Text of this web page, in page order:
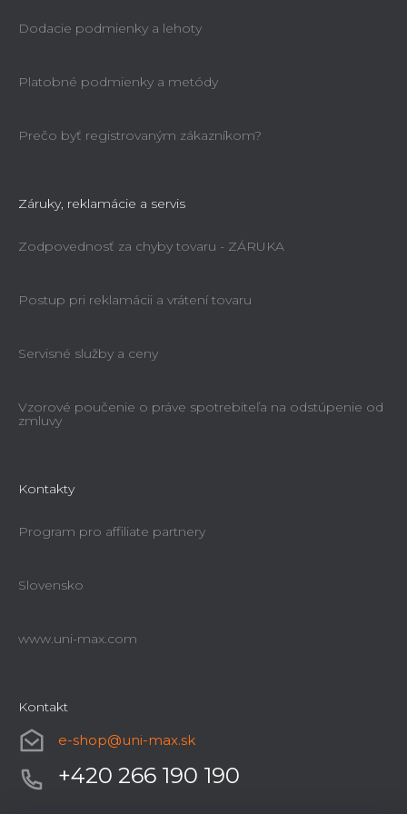
Dodacie podmienky a lehoty
Platobné podmienky a metódy
Prečo byť registrovaným zákazníkom?
Záruky, reklamácie a servis
Zodpovednosť za chyby tovaru - ZÁRUKA
Postup pri reklamácii a vrátení tovaru
Servisné služby a ceny
Vzorové poučenie o práve spotrebiteľa na odstúpenie od
zmluvy
Kontakty
Program pro affiliate partnery
Slovensko
www.uni-max.com
Kontakt
e-shop@uni-max.sk
+420 266 190 190